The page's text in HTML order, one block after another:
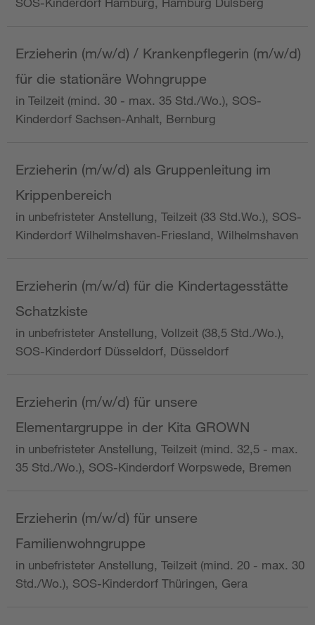
Erzieherin (m/w/d) / Krankenpflegerin (m/w/d)
für die stationäre Wohngruppe
in Teilzeit (mind. 30 - max. 35 Std./Wo.), SOS-
Kinderdorf Sachsen-Anhalt, Bernburg
Erzieherin (m/w/d) als Gruppenleitung im
Krippenbereich
in unbefristeter Anstellung, Teilzeit (33 Std.Wo.), SOS-
Kinderdorf Wilhelmshaven-Friesland, Wilhelmshaven
Erzieherin (m/w/d) für die Kindertagesstätte
Schatzkiste
in unbefristeter Anstellung, Vollzeit (38,5 Std./Wo.),
SOS-Kinderdorf Düsseldorf, Düsseldorf
Erzieherin (m/w/d) für unsere
Elementargruppe in der Kita GROWN
in unbefristeter Anstellung, Teilzeit (mind. 32,5 - max.
35 Std./Wo.), SOS-Kinderdorf Worpswede, Bremen
Erzieherin (m/w/d) für unsere
Familienwohngruppe
in unbefristeter Anstellung, Teilzeit (mind. 20 - max. 30
Std./Wo.), SOS-Kinderdorf Thüringen, Gera